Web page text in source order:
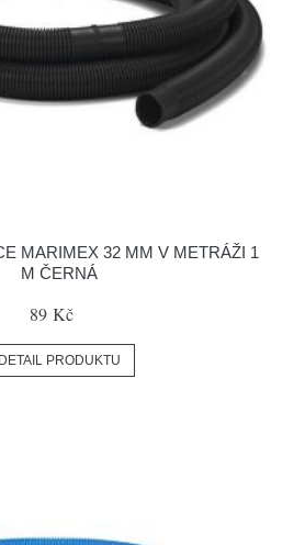
MARIMEX 32 MM V METRÁŽI 1
M ČERNÁ
89 Kč
DETAIL PRODUKTU